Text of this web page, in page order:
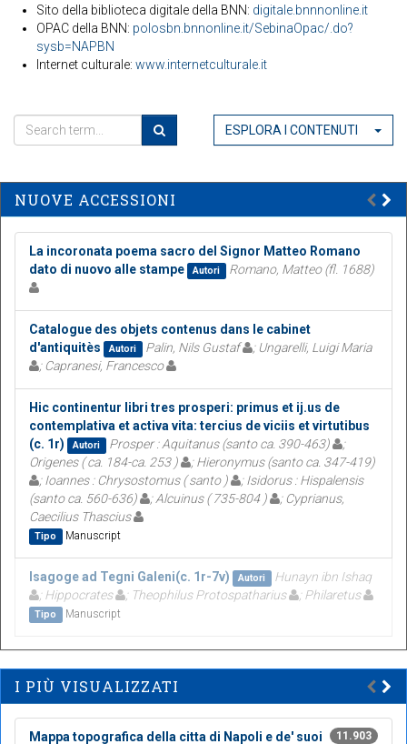
Sito della biblioteca digitale della BNN: digitale.bnnnonline.it
OPAC della BNN: polosbn.bnnonline.it/SebinaOpac/.do?
sysb=NAPBN
Internet culturale: www.internetculturale.it
ESPLORA I CONTENUTI
NUOVE ACCESSIONI
La incoronata poema sacro del Signor Matteo Romano
dato di nuovo alle stampe
Autori Romano, Matteo (fl. 1688)
Catalogue des objets contenus dans le cabinet
d'antiquitès
Autori Palin, Nils Gustaf
; Ungarelli, Luigi Maria
; Capranesi, Francesco
Hic continentur libri tres prosperi: primus et ij.us de
contemplativa et activa vita: tercius de viciis et virtutibus
(c. 1r)
Autori Prosper : Aquitanus (santo ca. 390-463)
;
Origenes ( ca. 184-ca. 253 )
; Hieronymus (santo ca. 347-419)
; Ioannes : Chrysostomus ( santo )
; Isidorus : Hispalensis
(santo ca. 560-636)
; Alcuinus ( 735-804 )
; Cyprianus,
Caecilius Thascius
Tipo Manuscript
Isagoge ad Tegni Galeni(c. 1r-7v) Autori
Hunayn ibn Ishaq
; Hippocrates
; Theophilus Protospatharius ; Philaretus
Tipo Manuscript
I PIÙ VISUALIZZATI
11.903
Mappa topografica della citta di Napoli e de' suoi